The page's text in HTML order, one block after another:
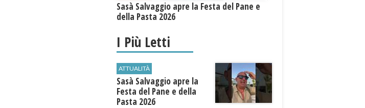
Sasà Salvaggio apre la Festa del Pane e
della Pasta 2026
I Più Letti
ATTUALITÀ
Sasà Salvaggio apre la
Festa del Pane e della
Pasta 2026